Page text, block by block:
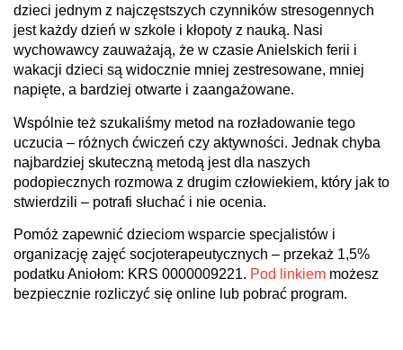
dzieci jednym z najczęstszych czynników stresogennych
jest każdy dzień w szkole i kłopoty z nauką. Nasi
wychowawcy zauważają, że w czasie Anielskich ferii i
wakacji dzieci są widocznie mniej zestresowane, mniej
napięte, a bardziej otwarte i zaangażowane.
Wspólnie też szukaliśmy metod na rozładowanie tego
uczucia – różnych ćwiczeń czy aktywności. Jednak chyba
najbardziej skuteczną metodą jest dla naszych
podopiecznych rozmowa z drugim człowiekiem, który jak to
stwierdzili – potrafi słuchać i nie ocenia.
Pomóż zapewnić dzieciom wsparcie specjalistów i
organizację zajęć socjoterapeutycznych – przekaż 1,5%
podatku Aniołom: KRS 0000009221. Pod linkiem możesz
bezpiecznie rozliczyć się online lub pobrać program.